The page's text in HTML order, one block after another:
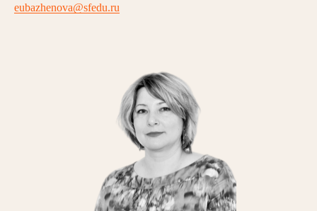
eubazhenova@sfedu.ru